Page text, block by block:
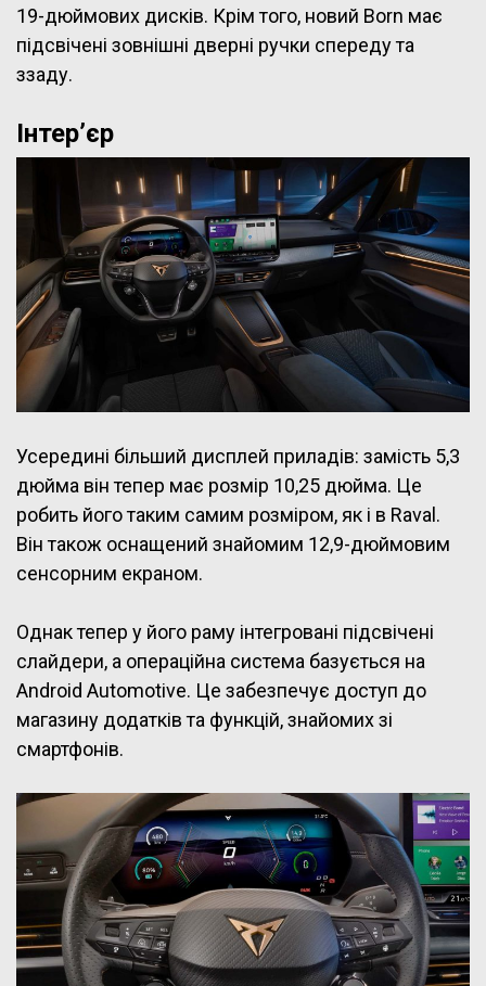
19-дюймових дисків. Крім того, новий Born має
підсвічені зовнішні дверні ручки спереду та
ззаду.
Інтер’єр
Усередині більший дисплей приладів: замість 5,3
дюйма він тепер має розмір 10,25 дюйма. Це
робить його таким самим розміром, як і в Raval.
Він також оснащений знайомим 12,9-дюймовим
сенсорним екраном.
Однак тепер у його раму інтегровані підсвічені
слайдери, а операційна система базується на
Android Automotive. Це забезпечує доступ до
магазину додатків та функцій, знайомих зі
смартфонів.